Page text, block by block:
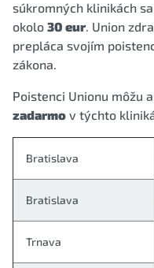
súkromných klinikách
okolo 30 eur. Union
prepláca svojím
zákona.
Poistenci Unionu môžu
zadarmo v týchto
Bratislava
Bratislava
Trnava